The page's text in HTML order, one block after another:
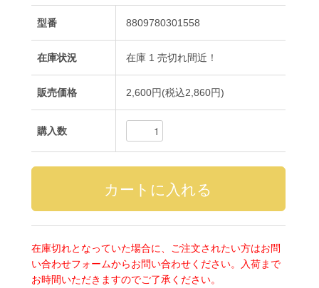
型番 8809780301558
在庫状況 在庫 1 売切れ間近！
販売価格 2,600円(税込2,860円)
購入数
在庫切れとなっていた場合に、ご注文されたい方はお問
い合わせフォームからお問い合わせください。入荷まで
お時間いただきますのでご了承ください。